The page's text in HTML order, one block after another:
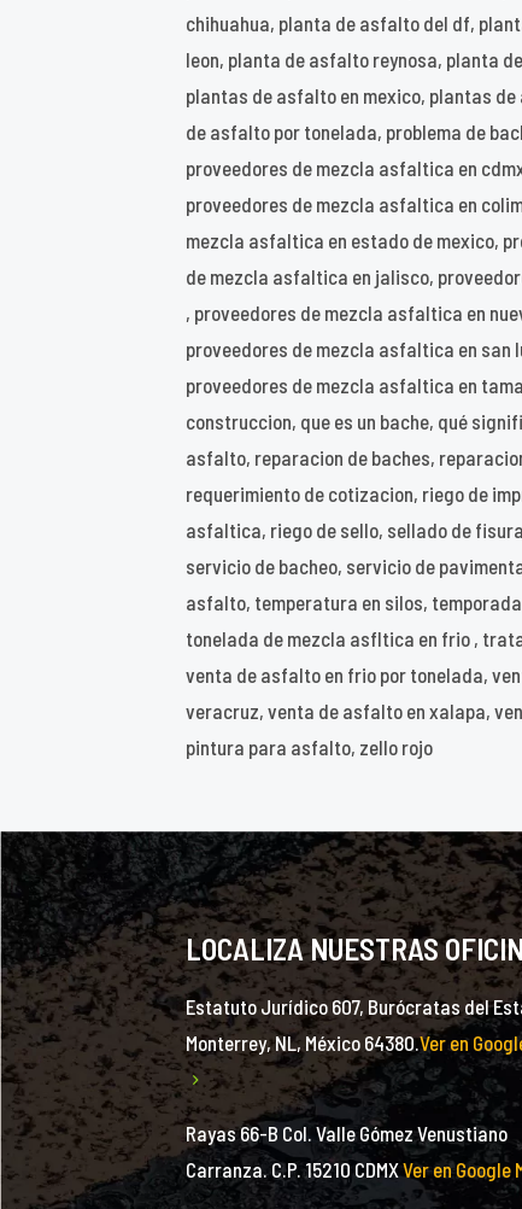
chihuahua, planta de asfalto del df,
leon, planta de asfalto reynosa, planta
plantas de asfalto en mexico, plantas
de asfalto por tonelada, problema de
proveedores de mezcla asfaltica en
proveedores de mezcla asfaltica en
mezcla asfaltica en estado de mexico,
de mezcla asfaltica en jalisco,
, proveedores de mezcla asfaltica en
proveedores de mezcla asfaltica en san
proveedores de mezcla asfaltica en
construccion, que es un bache, qué
asfalto, reparacion de baches,
requerimiento de cotizacion, riego de
asfaltica, riego de sello, sellado de
servicio de bacheo, servicio de
asfalto, temperatura en silos,
tonelada de mezcla asfltica en frio ,
venta de asfalto en frio por tonelada,
veracruz, venta de asfalto en xalapa,
pintura para asfalto, zello rojo
LOCALIZA NUESTRAS
Estatuto Jurídico 607, Burócratas del
Monterrey, NL, México 64380.Ver en
Rayas 66-B Col. Valle Gómez Venustiano
Carranza. C.P. 15210 CDMXVer en Google